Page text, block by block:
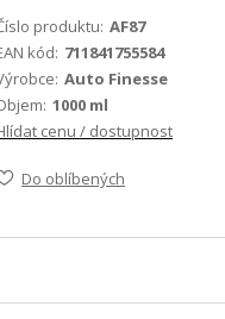
produktu: AF87
kód: 711841755584
Auto Finesse
1000 ml
cenu / dostupnost
Do oblíbených